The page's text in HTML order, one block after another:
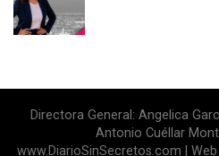
Directora General: Angelica
Antonio Cuéllar
www.DiarioSinSecretos.com |